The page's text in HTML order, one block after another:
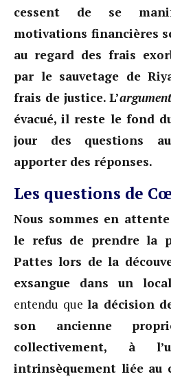
cessent de se
motivations financières
au regard des frais
par le sauvetage de
frais de justice. L’
évacué, il reste le fond
jour des questions
apporter des réponses.
Les questions de
Nous sommes en
le refus de prendre la
Pattes lors de la
exsangue dans un
entendu quela décision
son ancienne
collectivement, à
intrinsèquement liée au